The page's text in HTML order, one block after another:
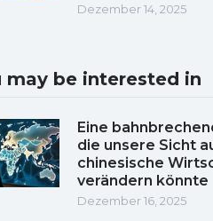
Dezember 14, 2025
may be interested in
Eine
die unsere Sicht
chinesische
verändern könnte
Dezember 16, 2025